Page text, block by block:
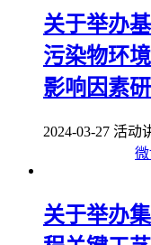
关于举办
污染物环
影响因素
2024-03-27 活动
关于举办